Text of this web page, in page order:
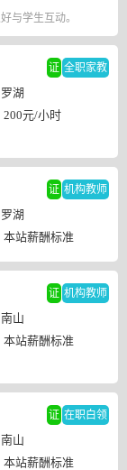
与学生互动。
证 全职家教
罗湖
200元/小时
证 机构教师
罗湖
本站薪酬标准
证 机构教师
南山
本站薪酬标准
证 在职白领
南山
本站薪酬标准